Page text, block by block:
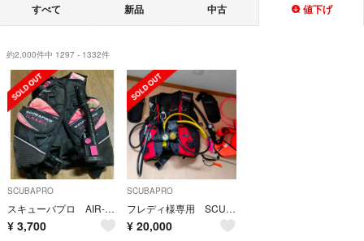
すべて 新品 中古 値下げ
約2,000件中 1297 - 1332件
SCUBAPRO
スキューバプロ AIR-2搭載BCD ストラップ付き
¥ 3,700
SCUBAPRO
フレディ様専用 SCUBAPRO ダイビング 重機材 1式
¥ 20,000